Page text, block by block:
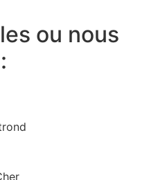
ou nous